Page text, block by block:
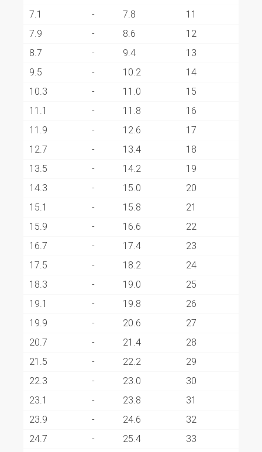
7.1
- 7.8
11
7.9
- 8.6
12
8.7
- 9.4
13
9.5
- 10.2
14
10.3
- 11.0
15
11.1
- 11.8
16
11.9
- 12.6
17
12.7
- 13.4
18
13.5
- 14.2
19
14.3
- 15.0
20
15.1
- 15.8
21
15.9
- 16.6
22
16.7
- 17.4
23
17.5
- 18.2
24
18.3
- 19.0
25
19.1
- 19.8
26
19.9
- 20.6
27
20.7
- 21.4
28
21.5
- 22.2
29
22.3
- 23.0
30
23.1
- 23.8
31
23.9
- 24.6
32
24.7
- 25.4
33